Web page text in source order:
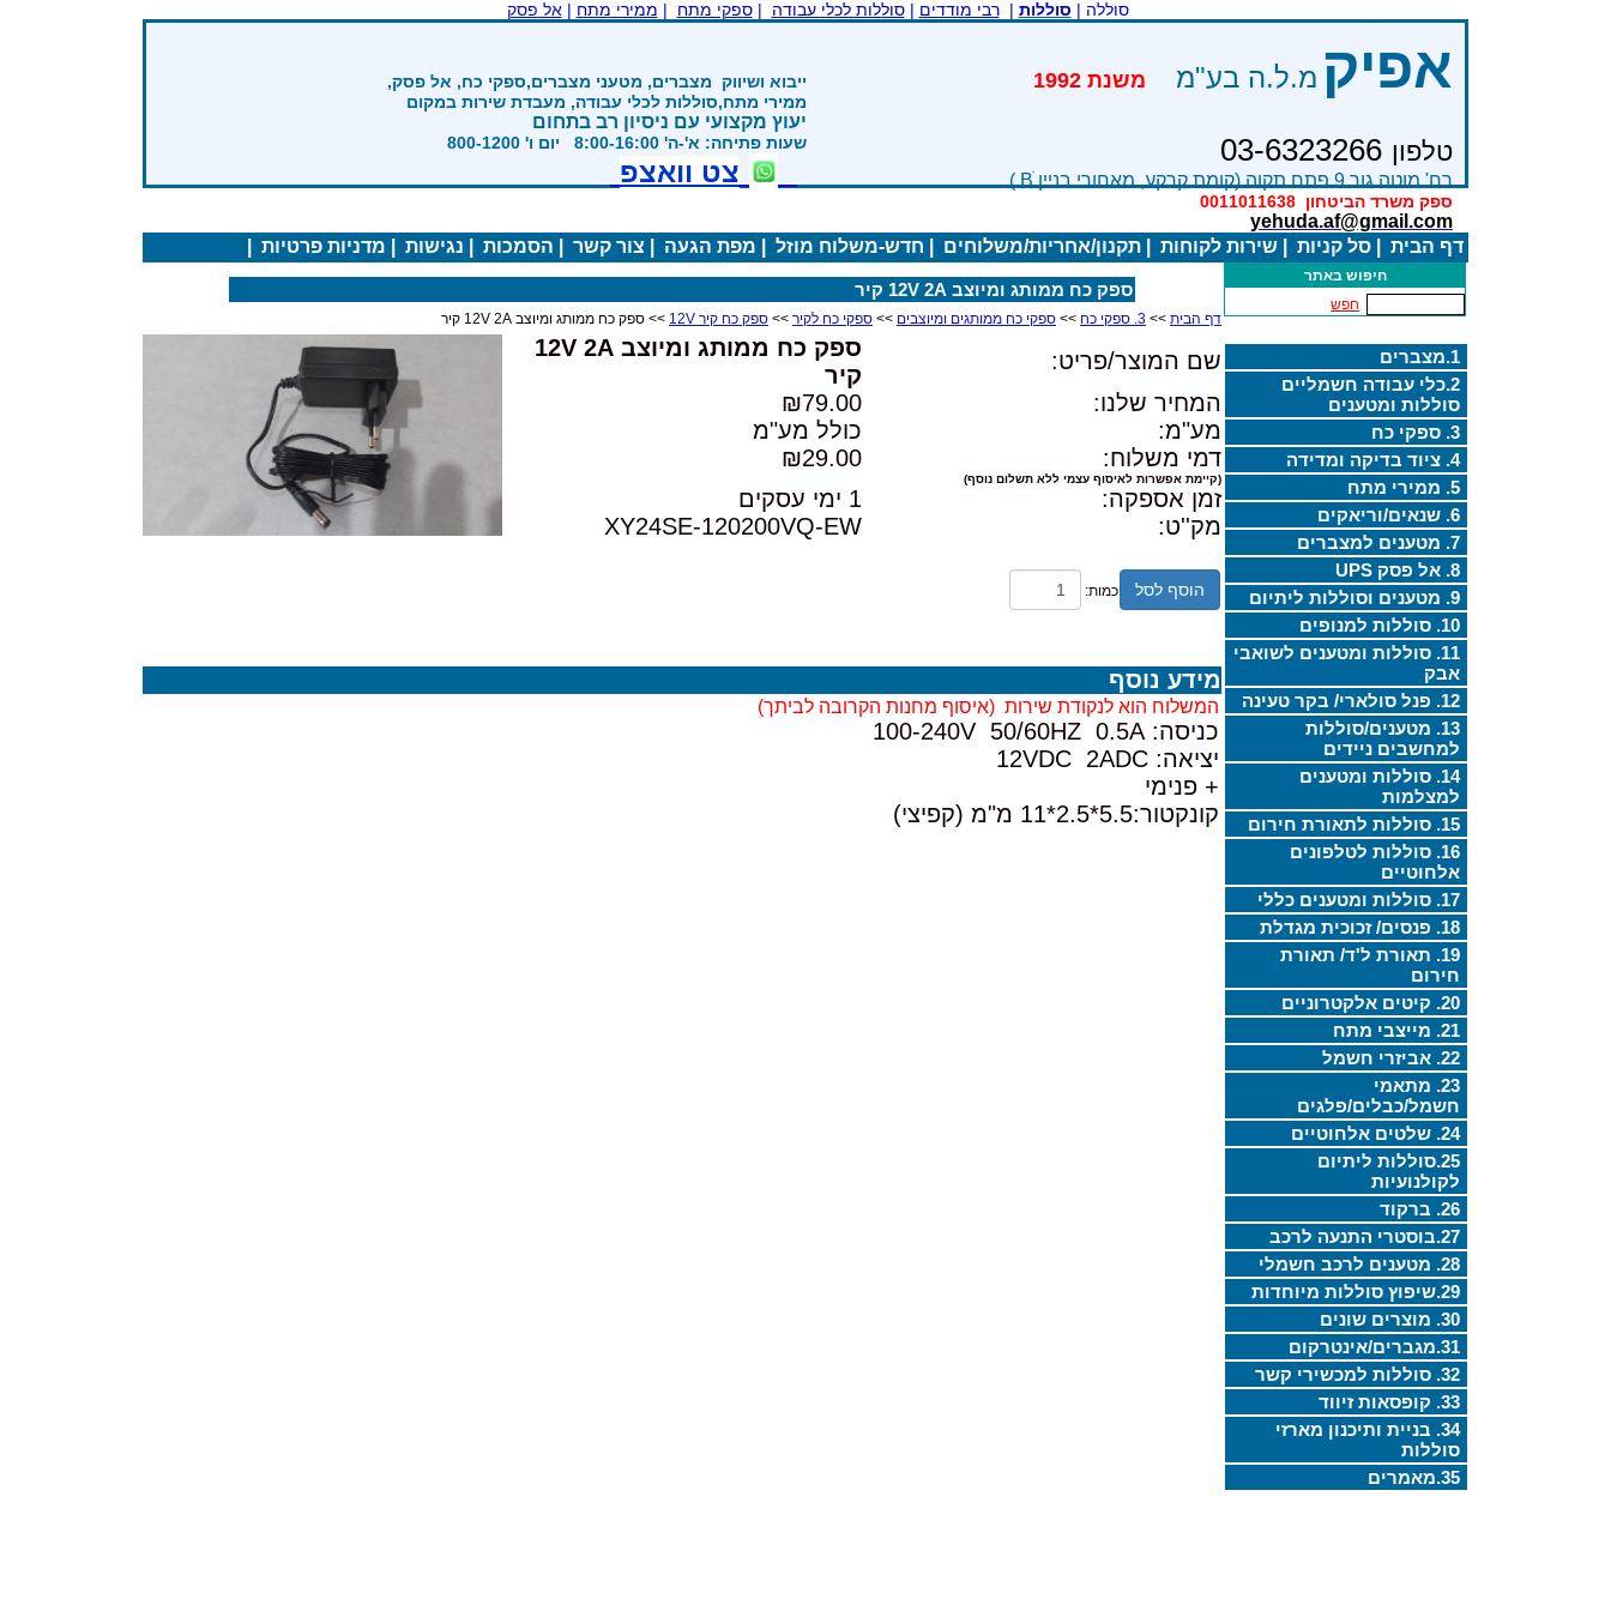
סוללה | סוללות |רבי מודדים |סוללות לכלי עבודה |ספקי מתח | ממירי מתח |אל פסק
אפיק מ.ל.ה בע"מ
טלפון 03-6323266
רח' מוטה גור 9 פתח תקוה (קומת קרקע, מאחורי בניין Bׂ )
ספק משרד הביטחון 0011011638
yehuda.af@gmail.com
ייבוא ושיווק מצברים, מטעני מצברים,ספקי כח, אל פסק,
ממירי מתח,סוללות לכלי עבודה, מעבדת שירות במקום
יעוץ מקצועי עם ניסיון רב בתחום
שעות פתיחה: א'-ה' 8:00-16:00 יום ו' 800-1200
צט וואצפ
דף הבית סל קניות שירות לקוחות תקנון/אחריות/משלוחים חדש-משלוח מוזל מפת הגעה צור קשר הסמכות נגישות מדניות פרטיות
חיפוש באתר
חפש
1.מצברים
2.כלי עבודה חשמליים
סוללות ומטענים
3. ספקי כח
4. ציוד בדיקה ומדידה
5. ממירי מתח
6. שנאים/וריאקים
7. מטענים למצברים
8. אל פסק UPS
9. מטענים וסוללות ליתיום
10. סוללות למנופים
11. סוללות ומטענים לשואבי
אבק
12. פנל סולארי/ בקר טעינה
13. מטענים/סוללות
למחשבים ניידים
14. סוללות ומטענים
למצלמות
15. סוללות לתאורת חירום
16. סוללות לטלפונים
אלחוטיים
17. סוללות ומטענים כללי
18. פנסים/ זכוכית מגדלת
19. תאורת ל'ד/ תאורת
חירום
20. קיטים אלקטרוניים
21. מייצבי מתח
22. אביזרי חשמל
23. מתאמי
חשמל/כבלים/פלגים
24. שלטים אלחוטיים
25.סוללות ליתיום
לקולנועיות
26. ברקוד
27.בוסטרי התנעה לרכב
28. מטענים לרכב חשמלי
29.שיפוץ סוללות מיוחדות
30. מוצרים שונים
31.מגברים/אינטרקום
32. סוללות למכשירי קשר
33. קופסאות זיווד
34. בניית ותיכנון מארזי
סוללות
35.מאמרים
ספק כח ממותג ומיוצב 12V 2A קיר
דף הבית >> 3. ספקי כח >> ספקי כח ממותגים ומיוצבים >> ספקי כח לקיר >> ספק כח קיר 12V >> ספק כח ממותג ומיוצב 12V 2A קיר
שם המוצר/פריט:
ספק כח ממותג ומיוצב 12V 2A
קיר
המחיר שלנו:
₪79.00
מע"מ:
כולל מע"מ
דמי משלוח:
₪29.00
(קיימת אפשרות לאיסוף עצמי ללא תשלום נוסף)
זמן אספקה:
1 ימי עסקים
מק''ט:
XY24SE-120200VQ-EW
הוסף לסל כמות:
מידע נוסף
המשלוח הוא לנקודת שירות (איסוף מחנות הקרובה לביתך)
כניסה: 100-240V 50/60HZ 0.5A
יציאה: 12VDC 2ADC
+ פנימי
קונקטור:5.5*2.5*11 מ"מ (קפיצי)